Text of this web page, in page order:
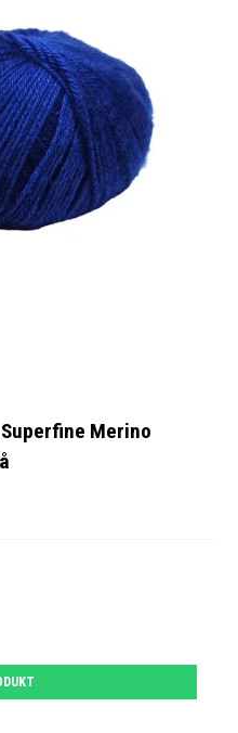
Merino